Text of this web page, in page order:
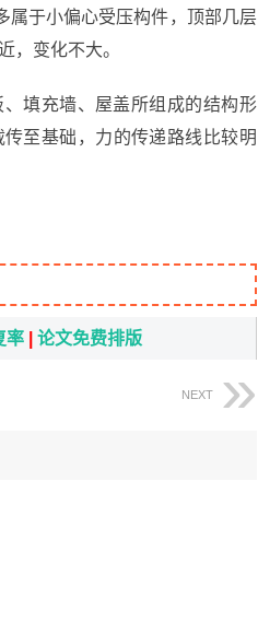
属于小偏心受压构件，顶部几层
，变化不大。
填充墙、屋盖所组成的结构形
至基础，力的传递路线比较明
率 论文免费排版
NEXT